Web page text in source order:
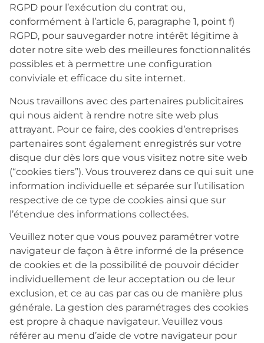
RGPD pour l’exécution du contrat ou,
conformément à l’article 6, paragraphe 1, point f)
RGPD, pour sauvegarder notre intérêt légitime à
doter notre site web des meilleures fonctionnalités
possibles et à permettre une configuration
conviviale et efficace du site internet.
Nous travaillons avec des partenaires publicitaires
qui nous aident à rendre notre site web plus
attrayant. Pour ce faire, des cookies d’entreprises
partenaires sont également enregistrés sur votre
disque dur dès lors que vous visitez notre site web
(“cookies tiers”). Vous trouverez dans ce qui suit une
information individuelle et séparée sur l’utilisation
respective de ce type de cookies ainsi que sur
l’étendue des informations collectées.
Veuillez noter que vous pouvez paramétrer votre
navigateur de façon à être informé de la présence
de cookies et de la possibilité de pouvoir décider
individuellement de leur acceptation ou de leur
exclusion, et ce au cas par cas ou de manière plus
générale. La gestion des paramétrages des cookies
est propre à chaque navigateur. Veuillez vous
référer au menu d’aide de votre navigateur pour